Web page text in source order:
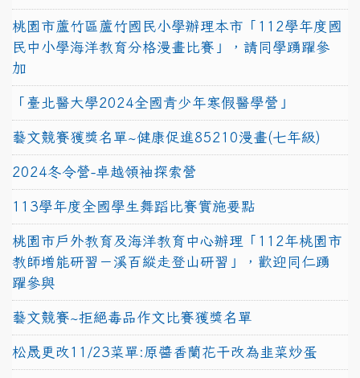
桃園市蘆竹區蘆竹國民小學辦理本市「112學年度國
民中小學海洋教育分格漫畫比賽」，請同學踴躍參
加
「臺北醫大學2024全國青少年寒假醫學營」
藝文競賽獲獎名單~健康促進85210漫畫(七年級)
2024冬令營-卓越領袖探索營
113學年度全國學生舞蹈比賽實施要點
桃園市戶外教育及海洋教育中心辦理「112年桃園市
教師增能研習－溪百縱走登山研習」，歡迎同仁踴
躍參與
藝文競賽~拒絕毒品作文比賽獲獎名單
松晟更改11/23菜單:原醬香蘭花干改為韭菜炒蛋